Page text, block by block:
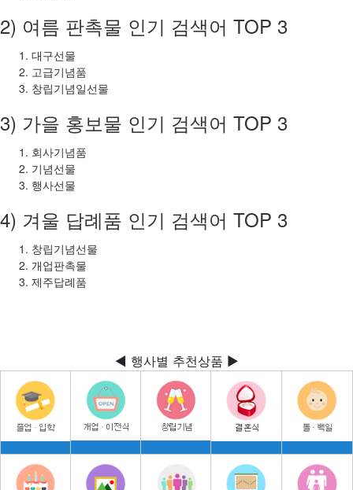
2) 여름 판촉물 인기 검색어 TOP 3
대구선물
고급기념품
창립기념일선물
3) 가을 홍보물 인기 검색어 TOP 3
회사기념품
기념선물
행사선물
4) 겨울 답례품 인기 검색어 TOP 3
창립기념선물
개업판촉물
제주답례품
◀ 행사별 추천상품 ▶